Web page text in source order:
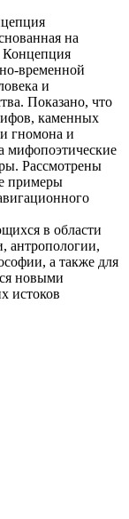
на
Концепция
временной
и
Показано, что
каменных
гномона и
мифопоэтические
Рассмотрены
примеры
в области
антропологии,
а также для
новыми
истоков